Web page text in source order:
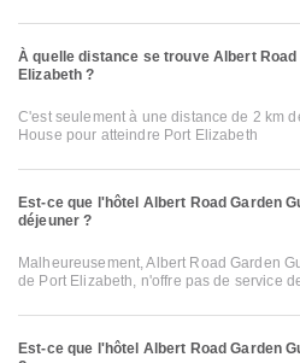
À quelle distance se trouve Albert
Elizabeth ?
C'est seulement à une distance de 2 km
House pour atteindre Port Elizabeth
Est-ce que l'hôtel Albert Road Garden
déjeuner ?
Malheureusement, Albert Road Garden
de Port Elizabeth, n'offre pas de service
Est-ce que l'hôtel Albert Road Garden